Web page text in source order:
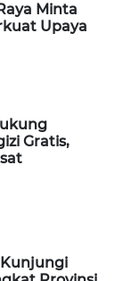
Minta
Upaya
Gratis,
Kunjungi